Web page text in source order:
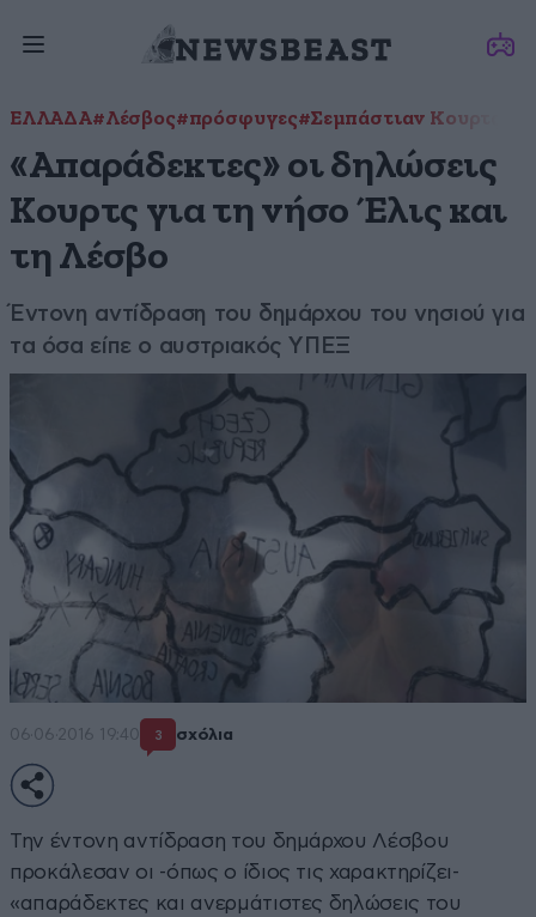
ΕΛΛΑΔΑ#Λέσβος#πρόσφυγες#Σεμπάστιαν Κουρτς
«Απαράδεκτες» οι δηλώσεις
Κουρτς για τη νήσο Έλις και
τη Λέσβο
Έντονη αντίδραση του δημάρχου του νησιού για
τα όσα είπε ο αυστριακός ΥΠΕΞ
06·06·2016 19:40 3 σχόλια
Την έντονη αντίδραση του δημάρχου Λέσβου
προκάλεσαν οι -όπως ο ίδιος τις χαρακτηρίζει-
«απαράδεκτες και ανερμάτιστες δηλώσεις του